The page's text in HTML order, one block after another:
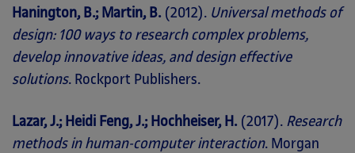
Hanington, B.; Martin, B.(2012). Universal methods of
design: 100 ways to research complex problems,
develop innovative ideas, and design effective
solutions. Rockport Publishers.
Lazar, J.; Heidi Feng, J.; Hochheiser, H. (2017). Research
methods in human-computer interaction. Morgan